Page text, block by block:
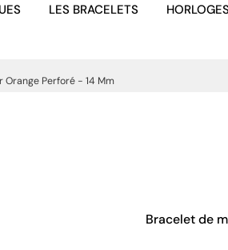
LES BRACELETS
Orange Perforé - 14 Mm
Bracelet de